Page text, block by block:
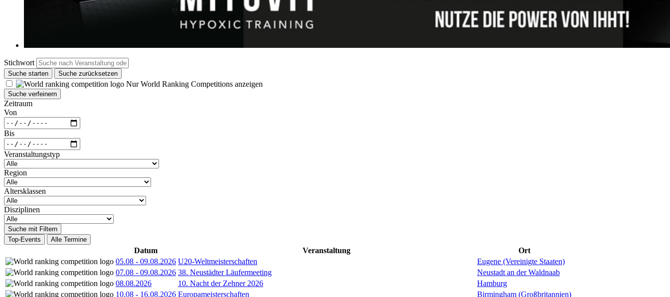
Stichwort
Suche starten Suche zurücksetzen
Nur World Ranking Competitions anzeigen
Suche verfeinern
Zeitraum
Von
Bis
Veranstaltungstyp
Region
Altersklassen
Disziplinen
Suche mit Filtern
Top-Events
Alle Termine
Datum Veranstaltung
Ort
05.08 - 09.08.2026 U20-Weltmeisterschaften
Eugene (Vereinigte Staaten)
07.08 - 09.08.2026 38. Neustädter Läufermeeting
Neustadt an der Waldnaab
08.08.2026
10. Nacht der Zehner 2026
Hamburg
10.08 - 16.08.2026 Europameisterschaften
Birmingham (Großbritannien)